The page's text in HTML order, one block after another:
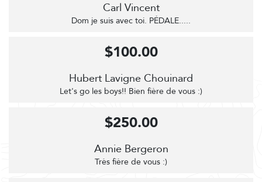
Carl Vincent
Dom je suis avec toi. PÉDALE.....
Hubert Lavigne Chouinard
Let's go les boys!! Bien fière de vous :)
$100.00
Annie Bergeron
Très fière de vous :)
$250.00